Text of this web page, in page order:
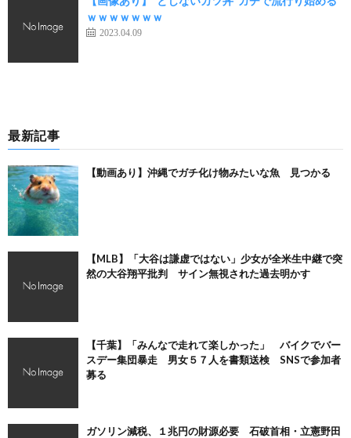
ｗｗｗｗｗｗｗ
2023.04.09
最新記事
【動画あり】沖縄でガチ化け物みたいな魚 見つかる
【MLB】「大谷は謙虚ではない」少女が全米生中継で突
然の大谷翔平批判 サイン無視された過去明かす
【千葉】「みんなで走れて楽しかった」 バイクでバー
スデー集団暴走 男女５７人を書類送検 SNSで参加者
募る
ガソリン減税、１兆円の財源必要 石破首相・立憲野田